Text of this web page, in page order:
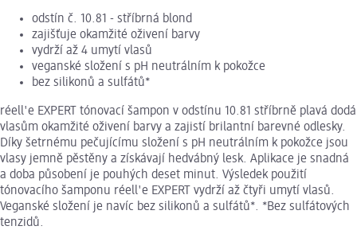
odstín č. 10.81 - stříbrná blond
zajišťuje okamžité oživení barvy
vydrží až 4 umytí vlasů
veganské složení s pH neutrálním k pokožce
bez silikonů a sulfátů*
réell'e EXPERT tónovací šampon v odstínu 10.81 stříbrně plavá dodá
vlasům okamžité oživení barvy a zajistí brilantní barevné odlesky.
Díky šetrnému pečujícímu složení s pH neutrálním k pokožce jsou
vlasy jemně pěstěny a získávají hedvábný lesk. Aplikace je snadná
a doba působení je pouhých deset minut. Výsledek použití
tónovacího šamponu réell'e EXPERT vydrží až čtyři umytí vlasů.
Veganské složení je navíc bez silikonů a sulfátů*. *Bez sulfátových
tenzidů.